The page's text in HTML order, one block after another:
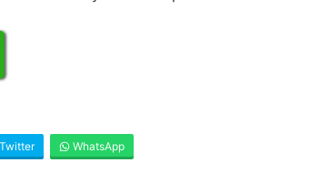
Twitter WhatsApp